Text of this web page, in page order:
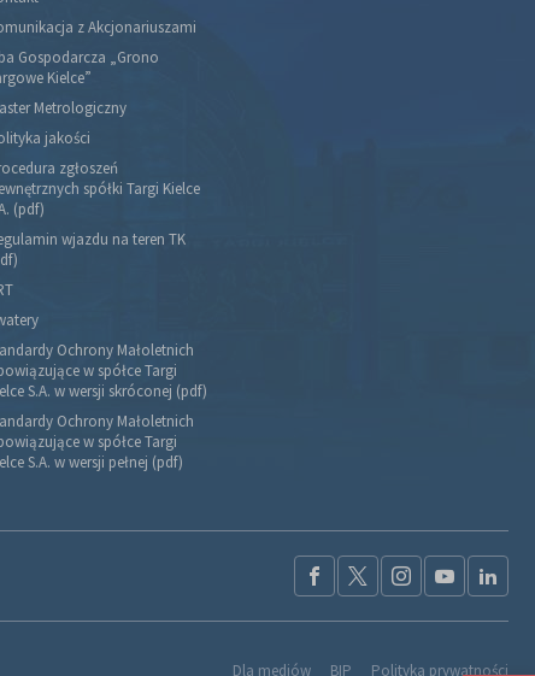
z Akcjonariuszami
Gospodarcza „Grono
Kielce”
Metrologiczny
jakości
zgłoszeń
spółki Targi Kielce
(pdf)
wjazdu na teren TK
Ochrony Małoletnich
w spółce Targi
S.A. w wersji skróconej (pdf)
Ochrony Małoletnich
w spółce Targi
S.A. w wersji pełnej (pdf)
Dla mediów BIP Polityka prywatności